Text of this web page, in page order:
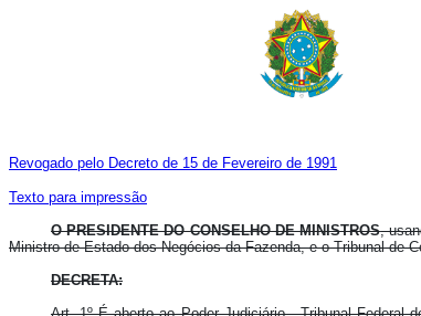
Revogado pelo Decreto de 15 de Fevereiro de 1991
Texto para impressão
O PRESIDENTE DO CONSELHO DE MINISTROS,
Ministro de Estado dos Negócios da Fazenda, e o Tribunal de
DECRETA: